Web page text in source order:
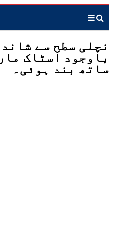
نچلی سطح سے
باوجود اسٹاک
ساتھ بند ہوئی۔